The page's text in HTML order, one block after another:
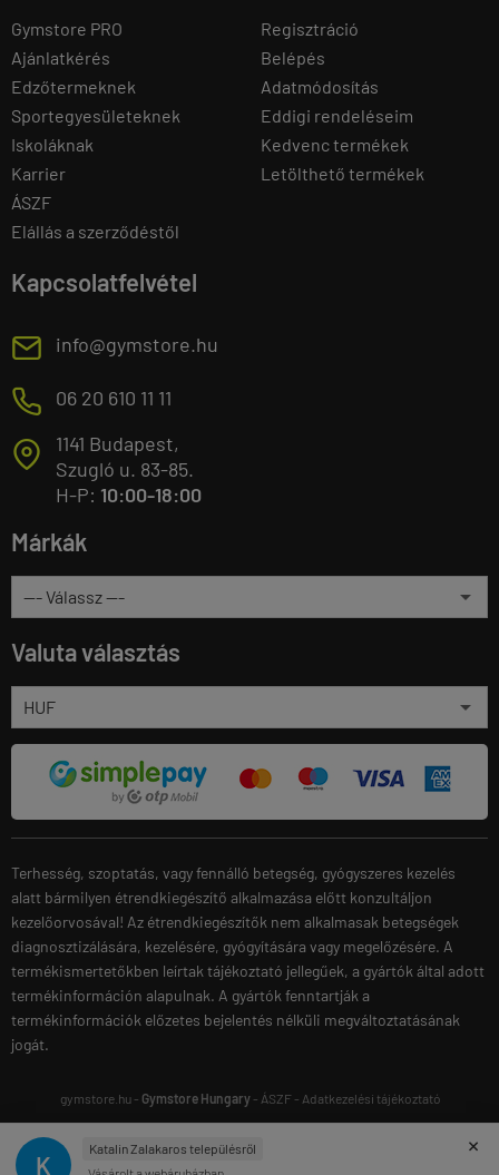
Gymstore PRO
Ajánlatkérés
Edzőtermeknek
Sportegyesületeknek
Iskoláknak
Karrier
ÁSZF
Elállás a szerződéstől
Regisztráció
Belépés
Adatmódosítás
Eddigi rendeléseim
Kedvenc termékek
Letölthető termékek
Kapcsolatfelvétel
E info@gymstore.hu
M 06 20 610 11 11
T
1141 Budapest,
Szugló u. 83-85.
H-P: 10:00-18:00
Márkák
Valuta választás
Terhesség, szoptatás, vagy fennálló betegség, gyógyszeres kezelés
alatt bármilyen étrendkiegészítő alkalmazása előtt konzultáljon
kezelőorvosával! Az étrendkiegészítők nem alkalmasak betegségek
diagnosztizálására, kezelésére, gyógyítására vagy megelőzésére. A
termékismertetőkben leírtak tájékoztató jellegűek, a gyártók által adott
termékinformáción alapulnak. A gyártók fenntartják a
termékinformációk előzetes bejelentés nélküli megváltoztatásának
jogát.
gymstore.hu - Gymstore Hungary- ÁSZF- Adatkezelési tájékoztató
×
K
Katalin Zalakaros településről